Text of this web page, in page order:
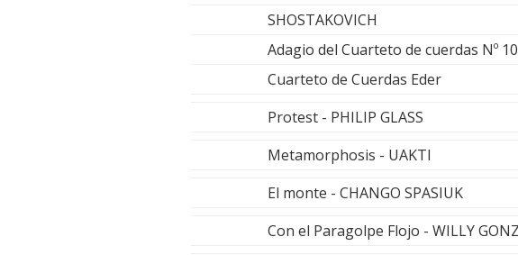
SHOSTAKOVICH
Adagio del Cuarteto de cuerdas Nº
Cuarteto de Cuerdas Eder
Protest - PHILIP GLASS
Metamorphosis - UAKTI
El monte - CHANGO SPASIUK
Con el Paragolpe Flojo - WILLY